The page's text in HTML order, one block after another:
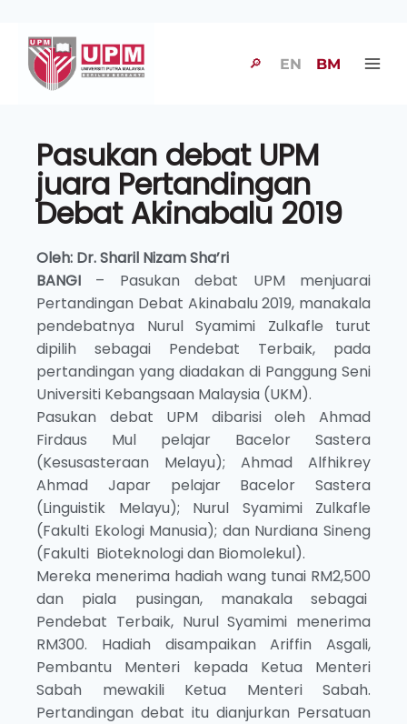
🔎 EN BM
Pasukan debat UPM
juara Pertandingan
Debat Akinabalu 2019
Oleh: Dr. Sharil Nizam Sha’ri
BANGI – Pasukan debat UPM menjuarai
Pertandingan Debat Akinabalu 2019, manakala
pendebatnya Nurul Syamimi Zulkafle turut
dipilih sebagai Pendebat Terbaik, pada
pertandingan yang diadakan di Panggung Seni
Universiti Kebangsaan Malaysia (UKM).
Pasukan debat UPM dibarisi oleh Ahmad
Firdaus Mul pelajar Bacelor Sastera
(Kesusasteraan Melayu); Ahmad Alfhikrey
Ahmad Japar pelajar Bacelor Sastera
(Linguistik Melayu); Nurul Syamimi Zulkafle
(Fakulti Ekologi Manusia); dan Nurdiana Sineng
(Fakulti Bioteknologi dan Biomolekul).
Mereka menerima hadiah wang tunai RM2,500
dan piala pusingan, manakala sebagai
Pendebat Terbaik, Nurul Syamimi menerima
RM300. Hadiah disampaikan Ariffin Asgali,
Pembantu Menteri kepada Ketua Menteri
Sabah mewakili Ketua Menteri Sabah.
Pertandingan debat itu dianjurkan Persatuan